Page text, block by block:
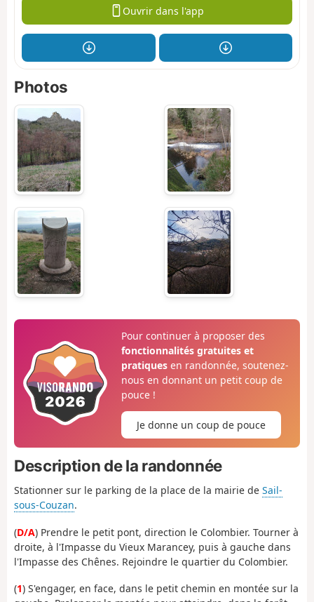
Ouvrir dans l'app
Photos
Pour continuer à proposer des
fonctionnalités gratuites et
pratiquesen randonnée, soutenez-
nous en donnant un petit coup de
pouce !
Je donne un coup de pouce
Description de la randonnée
Stationner sur le parking de la place de la mairie de Sail-
sous-Couzan.
(D/A) Prendre le petit pont, direction le Colombier. Tourner à
droite, à l'Impasse du Vieux Marancey, puis à gauche dans
l'Impasse des Chênes. Rejoindre le quartier du Colombier.
(1) S'engager, en face, dans le petit chemin en montée sur la